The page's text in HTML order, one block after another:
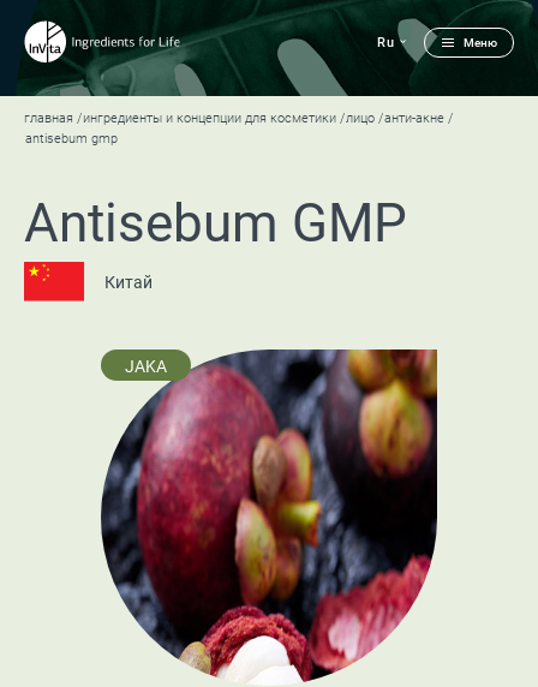
Меню
Ru
главная ингредиенты и концепции для косметики лицо
анти-акне
antisebum gmp
Antisebum GMP
Китай
JAKA